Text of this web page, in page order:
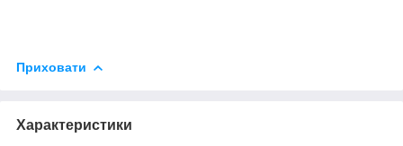
Приховати
Характеристики